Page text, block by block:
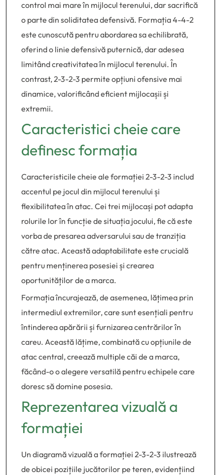
control mai mare în mijlocul terenului, dar sacrifică
o parte din soliditatea defensivă. Formația 4-4-2
este cunoscută pentru abordarea sa echilibrată,
oferind o linie defensivă puternică, dar adesea
limitând creativitatea în mijlocul terenului. În
contrast, 2-3-2-3 permite opțiuni ofensive mai
dinamice, valorificând eficient mijlocașii și
extremii.
Caracteristici cheie care
definesc formația
Caracteristicile cheie ale formației 2-3-2-3 includ
accentul pe jocul din mijlocul terenului și
flexibilitatea în atac. Cei trei mijlocași pot adapta
rolurile lor în funcție de situația jocului, fie că este
vorba de presarea adversarului sau de tranziția
către atac. Această adaptabilitate este crucială
pentru menținerea posesiei și crearea
oportunităților de a marca.
Formația încurajează, de asemenea, lățimea prin
intermediul extremilor, care sunt esențiali pentru
întinderea apărării și furnizarea centrărilor în
careu. Această lățime, combinată cu opțiunile de
atac central, creează multiple căi de a marca,
făcând-o o alegere versatilă pentru echipele care
doresc să domine posesia.
Reprezentarea vizuală a
formației
Un diagramă vizuală a formației 2-3-2-3 ilustrează
de obicei pozițiile jucătorilor pe teren, evidențiind